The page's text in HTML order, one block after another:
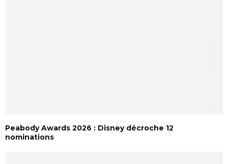
Peabody Awards 2026 : Disney décroche 12
nominations